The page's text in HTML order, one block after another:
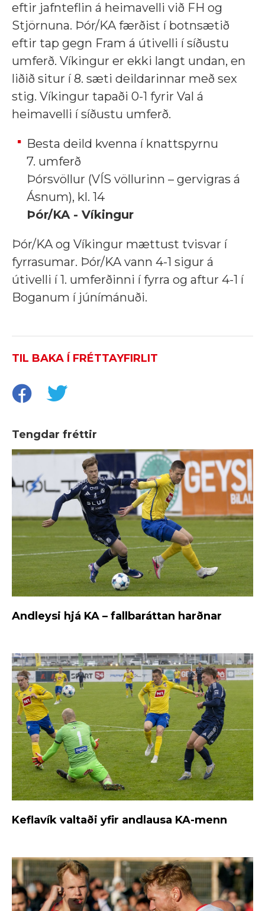
eftir jafnteflin á heimavelli við FH og
Stjörnuna. Þór/KA færðist í botnsætið
eftir tap gegn Fram á útivelli í síðustu
umferð. Víkingur er ekki langt undan, en
liðið situr í 8. sæti deildarinnar með sex
stig. Víkingur tapaði 0-1 fyrir Val á
heimavelli í síðustu umferð.
Besta deild kvenna í knattspyrnu
7. umferð
Þórsvöllur (VÍS völlurinn – gervigras á
Ásnum), kl. 14
Þór/KA - Víkingur
Þór/KA og Víkingur mættust tvisvar í
fyrrasumar. Þór/KA vann 4-1 sigur á
útivelli í 1. umferðinni í fyrra og aftur 4-1 í
Boganum í júnímánuði.
TIL BAKA Í FRÉTTAYFIRLIT
Tengdar fréttir
Andleysi hjá KA – fallbaráttan harðnar
Keflavík valtaði yfir andlausa KA-menn